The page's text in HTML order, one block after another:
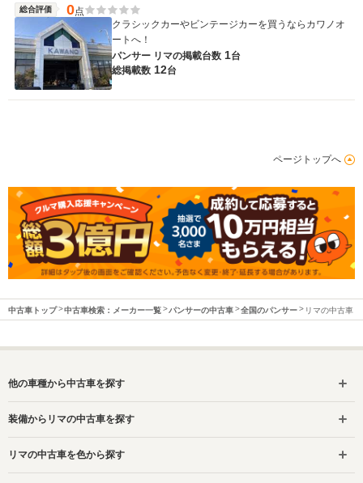
総合評価 0点
クラシックカーやビンテージカーを買うならカワノオ
ートへ！
パンサー リマの掲載台数 1台
総掲載数 12台
ページトップへ
中古車トップ 中古車検索：メーカー一覧 パンサーの中古車 全国のパンサー リマの中古車
他の車種から中古車を探す
装備からリマの中古車を探す
リマの中古車を色から探す